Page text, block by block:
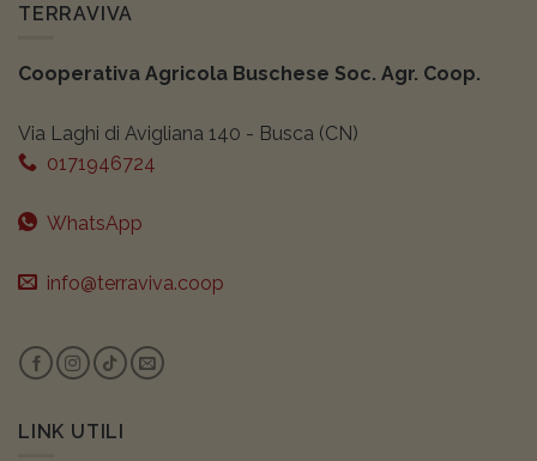
TERRAVIVA
Cooperativa Agricola Buschese Soc. Agr. Coop.
Via Laghi di Avigliana 140 - Busca (CN)
0171946724
WhatsApp
info@terraviva.coop
LINK UTILI